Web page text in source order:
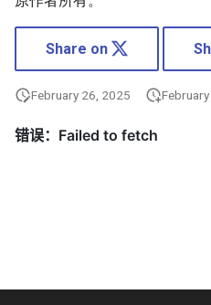
Share on
February 26, 2025